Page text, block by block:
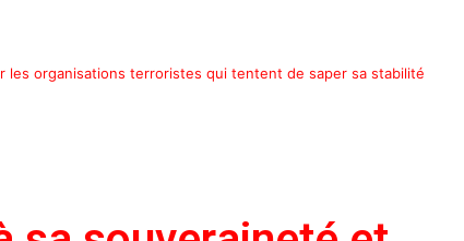
les organisations terroristes qui tentent de saper sa stabilité